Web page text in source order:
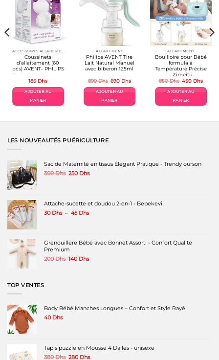
ACCESSOIRES ALLAITEMENT / REPAS
Coussinets
d’allaitement (60
pcs) AVENT- PHILIPS
185 Dhs
AJOUTER AU
PANIER
ALLAITEMENT
Philips AVENT Tire
Lait Natural Manuel
avec biberon 125ml
899Dhs Le
initial
était :
899 Dhs.
690 DhsLe
actuel
AJOUTER AU
PANIER
ALLAITEMENT
Bouilloire pour Bébé
formula à
Température Précise
– Zimeitu
850Dhs Le
initial
était :
850 Dhs.
450 DhsLe
actuel
AJOUTER AU
PANIER
LES NOUVEAUTÉS PUÉRICULTURE
Sac de Maternité en tissus Élégant Pratique - Trendy ourson
300Dhs Le
250 DhsLe
250 Dhs.
Attache-sucette et doudou 2-en-1 - Bebekevi
30 Dhs – 45 DhsPlage
à
45 Dhs
Grenouillère Bébé avec Bonnet Assorti - Confort Qualité
Premium
200Dhs Le
140 DhsLe
TOP VENTES
Body Bébé Manches Longues – Confort et Style Rayé
40 Dhs
Tapis puzzle en Mousse 4 Dalles - unisexe
380Dhs Le
280 DhsLe